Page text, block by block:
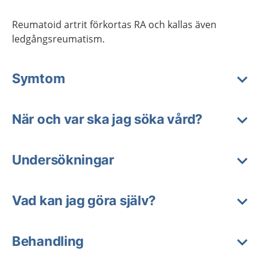
Reumatoid artrit förkortas RA och kallas även
ledgångsreumatism.
Symtom
När och var ska jag söka vård?
Undersökningar
Vad kan jag göra själv?
Behandling